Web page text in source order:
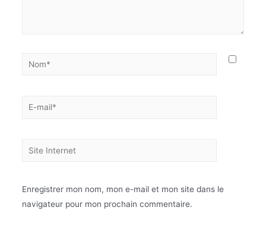
Enregistrer mon nom, mon e-mail et mon site dans le
navigateur pour mon prochain commentaire.